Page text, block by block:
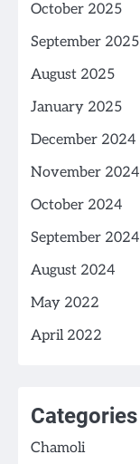
October 2025
September 2025
August 2025
January 2025
December 2024
November 2024
October 2024
September 2024
August 2024
May 2022
April 2022
Categories
Chamoli